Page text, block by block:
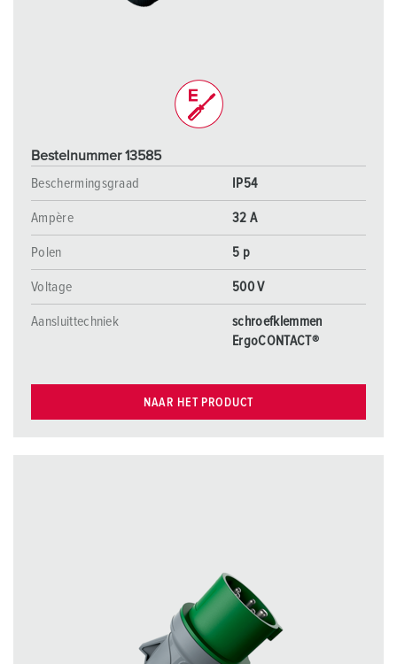
Bestelnummer 13585
Beschermingsgraad
IP54
Ampère 32 A
Polen 5 p
Voltage 500 V
Aansluittechniek
schroefklemmen
ErgoCONTACT®
NAAR HET PRODUCT